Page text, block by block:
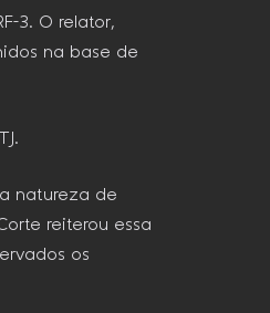
3. O relator,
na base de
natureza de
reiterou essa
os